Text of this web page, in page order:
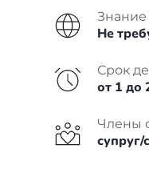
Знание
Не
Срок
от 1 до
Члены
супруг/
Германия
Америка
Другие страны
Сербия
Венгрия
Люксембург